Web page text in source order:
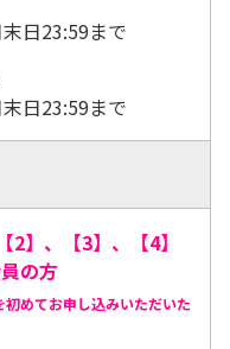
日23:59まで
日23:59まで
】、【3】、【4】
の方
めてお申し込みいただいた